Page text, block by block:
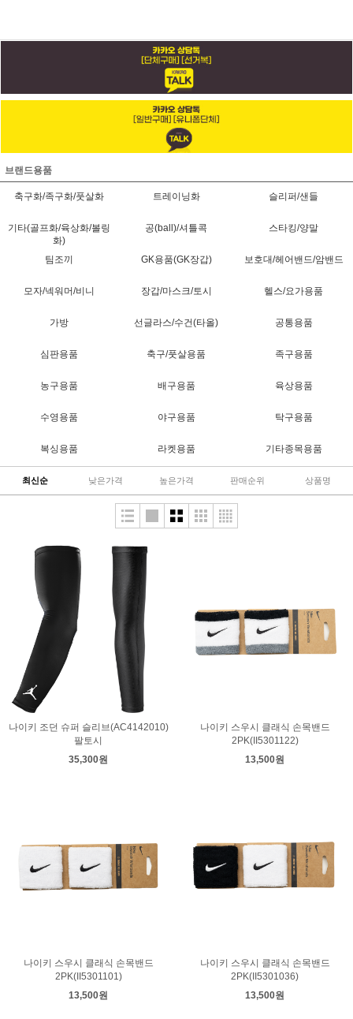
브랜드용품
축구화/족구화/풋살화 트레이닝화 슬리퍼/샌들
기타(골프화/육상화/볼링
화)
공(ball)/셔틀콕 스타킹/양말
팀조끼 GK용품(GK장갑) 보호대/헤어밴드/암밴드
모자/넥워머/비니 장갑/마스크/토시 헬스/요가용품
가방 선글라스/수건(타올) 공통용품
심판용품 축구/풋살용품 족구용품
농구용품 배구용품 육상용품
수영용품 야구용품 탁구용품
복싱용품 라켓용품 기타종목용품
최신순 낮은가격 높은가격 판매순위 상품명
나이키 조던 슈퍼 슬리브(AC4142010)
팔토시
35,300원
나이키 스우시 클래식 손목밴드
2PK(II5301122)
13,500원
나이키 스우시 클래식 손목밴드
2PK(II5301101)
13,500원
나이키 스우시 클래식 손목밴드
2PK(II5301036)
13,500원